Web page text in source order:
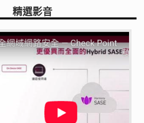
精選影音